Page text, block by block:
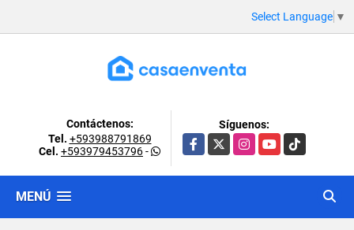
Select Language ▼
Contáctenos:
Tel. +593988791869
Cel. +593979453796-
Síguenos:
Facebook
X InstagramYouTubeTikTok
MENÚ